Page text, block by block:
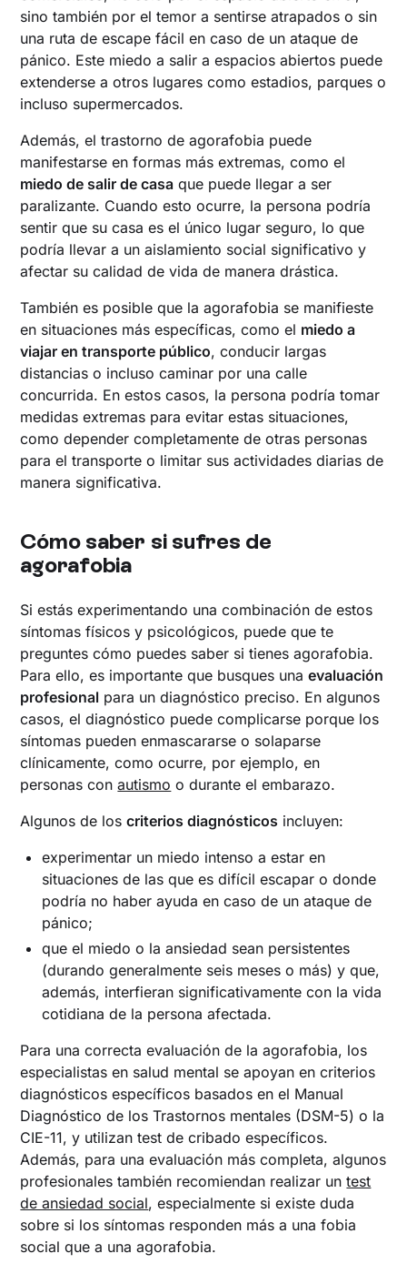
sino también por el temor a sentirse atrapados o sin
una ruta de escape fácil en caso de un ataque de
pánico. Este miedo a salir a espacios abiertos puede
extenderse a otros lugares como estadios, parques o
incluso supermercados.
Además, el trastorno de agorafobia puede
manifestarse en formas más extremas, como el
miedo de salir de casa que puede llegar a ser
paralizante. Cuando esto ocurre, la persona podría
sentir que su casa es el único lugar seguro, lo que
podría llevar a un aislamiento social significativo y
afectar su calidad de vida de manera drástica.
También es posible que la agorafobia se manifieste
en situaciones más específicas, como el miedo a
viajar en transporte público, conducir largas
distancias o incluso caminar por una calle
concurrida. En estos casos, la persona podría tomar
medidas extremas para evitar estas situaciones,
como depender completamente de otras personas
para el transporte o limitar sus actividades diarias de
manera significativa.
Cómo saber si sufres de
agorafobia
Si estás experimentando una combinación de estos
síntomas físicos y psicológicos, puede que te
preguntes cómo puedes saber si tienes agorafobia.
Para ello, es importante que busques unaevaluación
profesional para un diagnóstico preciso. En algunos
casos, el diagnóstico puede complicarse porque los
síntomas pueden enmascararse o solaparse
clínicamente, como ocurre, por ejemplo, en
personas conautismo o durante el embarazo.
Algunos de loscriterios diagnósticos incluyen:
experimentar un miedo intenso a estar en
situaciones de las que es difícil escapar o donde
podría no haber ayuda en caso de un ataque de
pánico;
que el miedo o la ansiedad sean persistentes
(durando generalmente seis meses o más) y que,
además, interfieran significativamente con la vida
cotidiana de la persona afectada.
Para una correcta evaluación de la agorafobia, los
especialistas en salud mental se apoyan en criterios
diagnósticos específicos basados en el Manual
Diagnóstico de los Trastornos mentales (DSM-5) o la
CIE-11, y utilizan test de cribado específicos.
Además, para una evaluación más completa, algunos
profesionales también recomiendan realizar untest
de ansiedad social, especialmente si existe duda
sobre si los síntomas responden más a una fobia
social que a una agorafobia.